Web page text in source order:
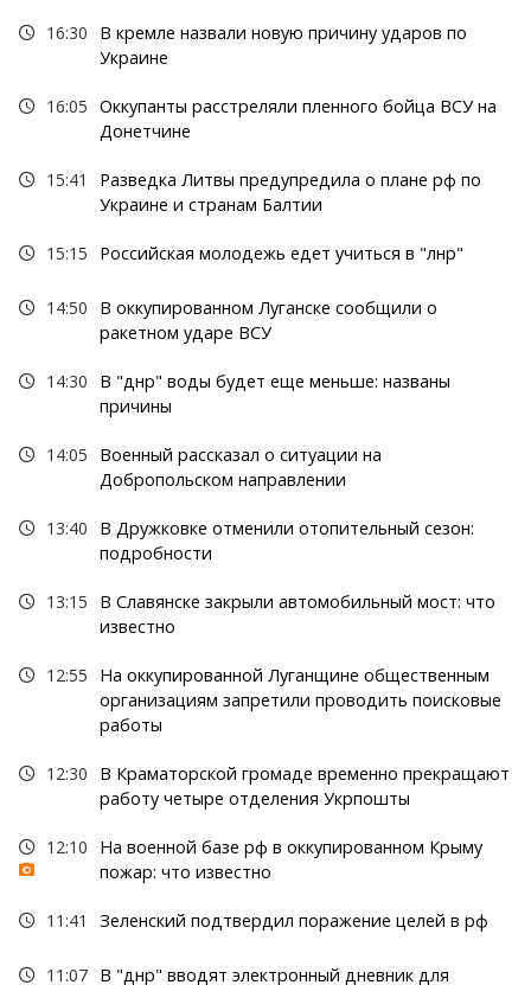
16:30
В кремле назвали новую причину ударов по
Украине
16:05 Оккупанты расстреляли пленного бойца ВСУ на
Донетчине
15:41
Разведка Литвы предупредила о плане рф по
Украине и странам Балтии
15:15 Российская молодежь едет учиться в "лнр"
14:50
В оккупированном Луганске сообщили о
ракетном ударе ВСУ
14:30
В "днр" воды будет еще меньше: названы
причины
14:05
Военный рассказал о ситуации на
Добропольском направлении
13:40
В Дружковке отменили отопительный сезон:
подробности
13:15
В Славянске закрыли автомобильный мост: что
известно
12:55
На оккупированной Луганщине общественным
организациям запретили проводить поисковые
работы
12:30
В Краматорской громаде временно прекращают
работу четыре отделения Укрпошты
12:10
На военной базе рф в оккупированном Крыму
пожар: что известно
11:41 Зеленский подтвердил поражение целей в рф
11:07 В "днр" вводят электронный дневник для